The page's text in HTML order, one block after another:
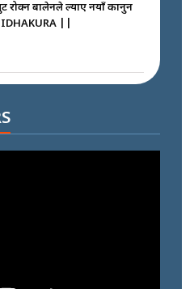
रोक्न बालेनले ल्याए नयाँ कानुन
||
| Record-breaking
who set foot with